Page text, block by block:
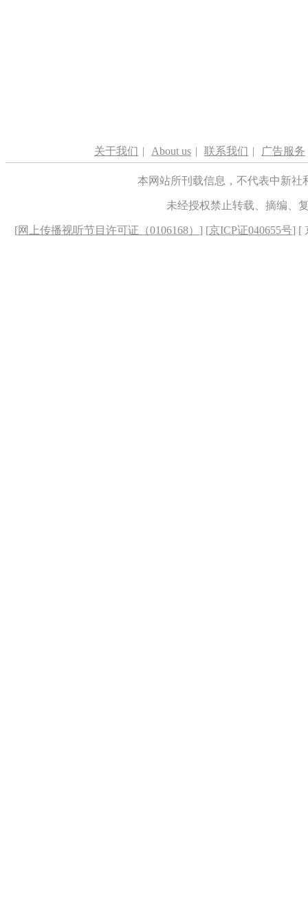
关于我们 | About us | 联系我们 | 广告服务
本网站所刊载信息，不代表中新
未经授权禁止转载、摘编、
[网上传播视听节目许可证（0106168） ] [京ICP证040655号] [